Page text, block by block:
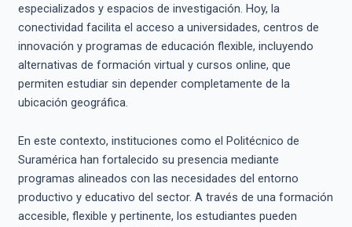
especializados y espacios de investigación. Hoy, la
conectividad facilita el acceso a universidades, centros de
innovación y programas de educación flexible, incluyendo
alternativas de formación virtual y cursos online, que
permiten estudiar sin depender completamente de la
ubicación geográfica.
En este contexto, instituciones como el Politécnico de
Suramérica han fortalecido su presencia mediante
programas alineados con las necesidades del entorno
productivo y educativo del sector. A través de una formación
accesible, flexible y pertinente, los estudiantes pueden